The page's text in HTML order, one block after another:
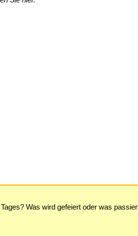
Was wird gefeiert oder was